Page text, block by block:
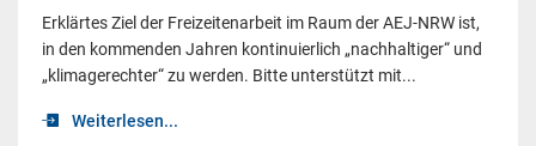
Erklärtes Ziel der Freizeitenarbeit im Raum der AEJ-NRW ist,
in den kommenden Jahren kontinuierlich „nachhaltiger“ und
„klimagerechter“ zu werden. Bitte unterstützt mit...
Weiterlesen...